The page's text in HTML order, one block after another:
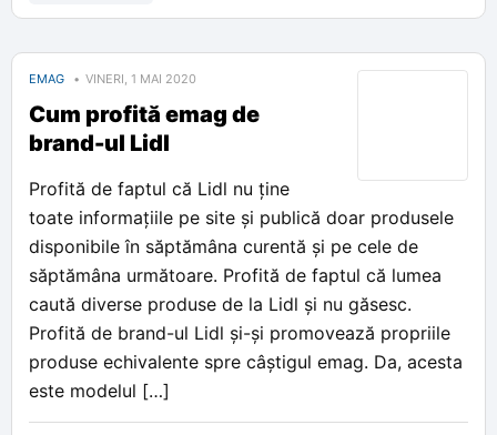
EMAG VINERI, 1 MAI 2020
Cum profită emag de
brand-ul Lidl
Profită de faptul că Lidl nu ține
toate informațiile pe site și publică doar produsele
disponibile în săptămâna curentă și pe cele de
săptămâna următoare. Profită de faptul că lumea
caută diverse produse de la Lidl și nu găsesc.
Profită de brand-ul Lidl și-și promovează propriile
produse echivalente spre câștigul emag. Da, acesta
este modelul […]